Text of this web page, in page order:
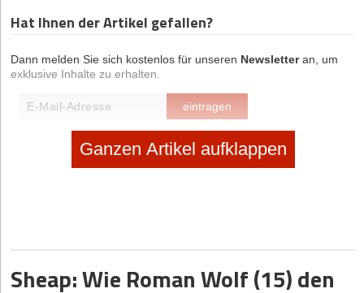
Hat Ihnen der Artikel gefallen?
Dann melden Sie sich kostenlos für unseren Newsletteran, um
exklusive Inhalte zu erhalten.
eintragen
Ganzen Artikel aufklappen
Sheap: Wie Roman Wolf (15) den